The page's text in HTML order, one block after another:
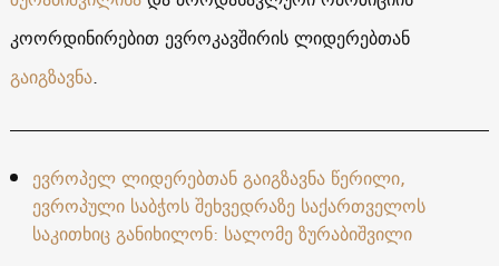
კოორდინირებით ევროკავშირის ლიდერებთან
გაიგზავნა.
ევროპელ ლიდერებთან გაიგზავნა წერილი,
ევროპული საბჭოს შეხვედრაზე საქართველოს
საკითხიც განიხილონ: სალომე ზურაბიშვილი